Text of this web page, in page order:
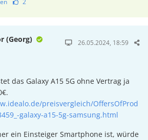
2
(Georg) 26.05.2024, 18:59
das Galaxy A15 5G ohne Vertrag ja
preisvergleich/OffersOfProd
galaxy-a15-5g-samsung.html
ein Einsteiger Smartphone ist, würde